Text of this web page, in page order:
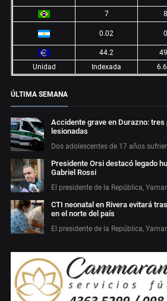
7
0.02
44.2
Unidad
Indexada
ÚLTIMA SEMANA
Accidente grave en Durazno:
lesionadas
Dos adolescentes de 17 años
Presidente Orsi destacó legado
Gabriel Rossi
El presidente de la República,
CTI neonatal en Rivera evitará
en el norte del país
El presidente de la República,